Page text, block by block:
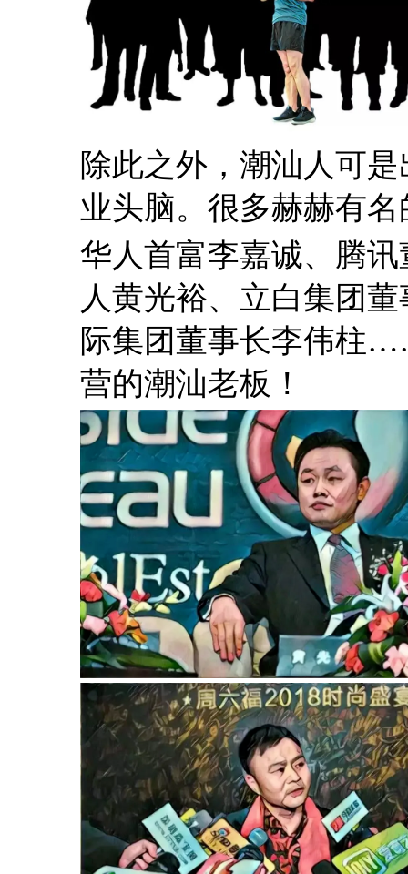
除此之外，潮汕人可
业头脑。很多赫赫有
华人首富李嘉诚、腾
人黄光裕、立白集团
际集团董事长李伟柱
营的潮汕老板！